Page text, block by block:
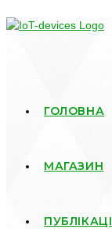
ГОЛОВНА
МАГАЗИН